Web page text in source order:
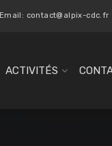
Email: contact@alpix-cdc.fr
ACTIVITÉS